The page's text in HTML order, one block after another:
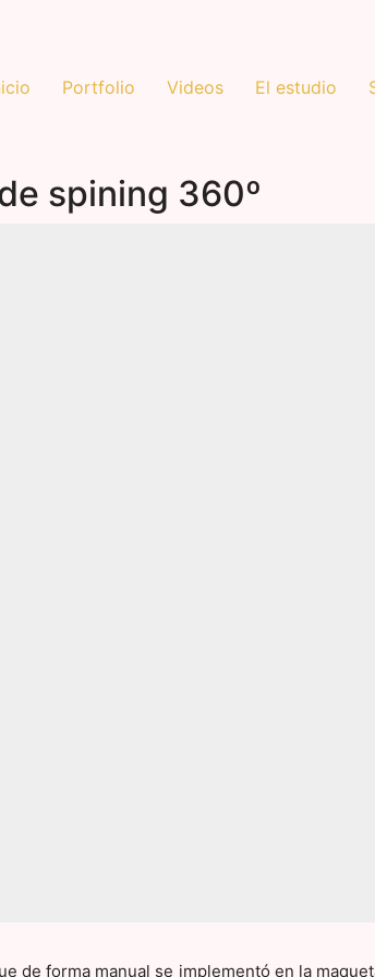
Portfolio Videos El estudio
spining 360º
de forma manual se implementó en la